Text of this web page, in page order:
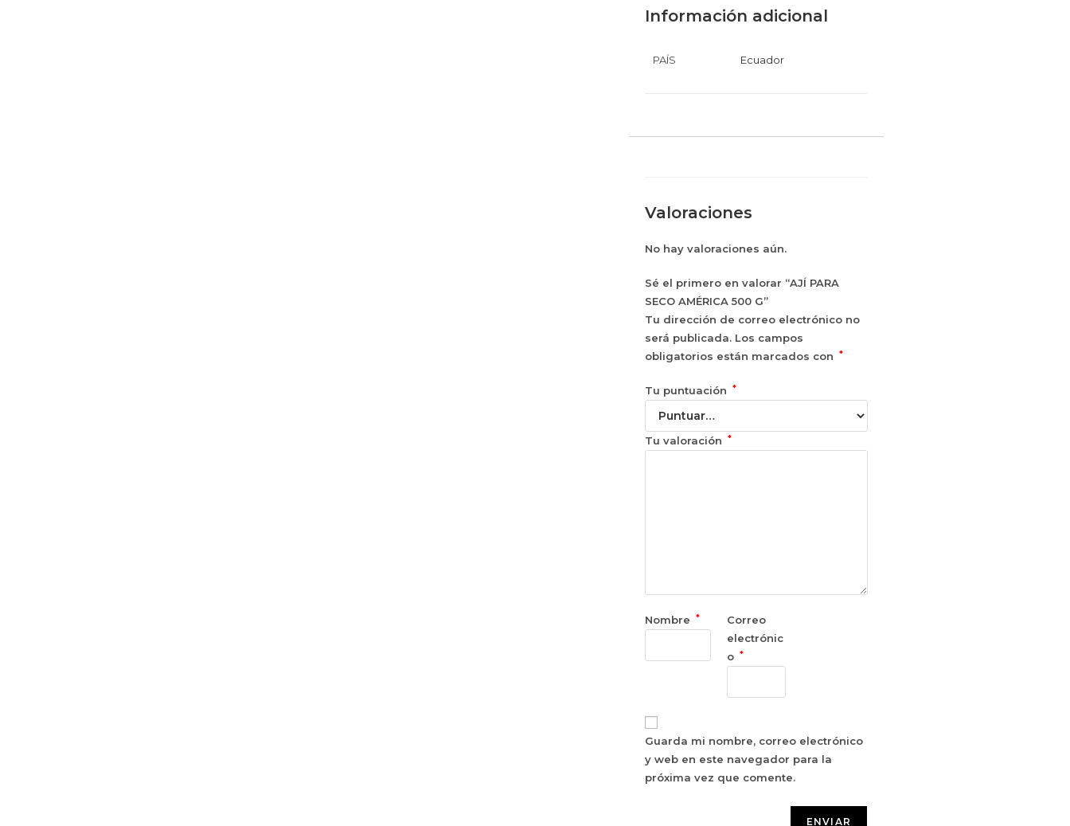
Información adicional
PAÍS Ecuador
Valoraciones
No hay valoraciones aún.
Sé el primero en valorar “AJÍ PARA
SECO AMÉRICA 500 G”
Tu dirección de correo electrónico no
será publicada. Los campos
obligatorios están marcados con
*
Tu puntuación *
Tu valoración *
Nombre *
Correo
electrónic
o *
Guarda mi nombre, correo electrónico
y web en este navegador para la
próxima vez que comente.